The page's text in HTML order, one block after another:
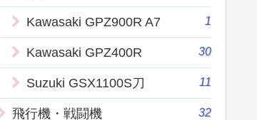
Kawasaki GPZ900R A7 1
Kawasaki GPZ400R 30
Suzuki GSX1100S刀 11
飛行機・戦闘機 32